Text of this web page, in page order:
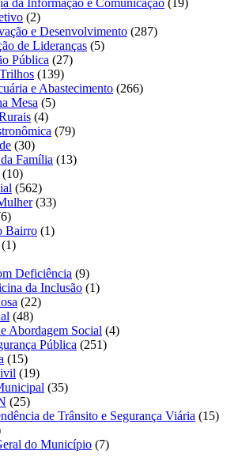
(2)
e Desenvolvimento (287)
de Lideranças (5)
Pública (27)
(139)
e Abastecimento (266)
Mesa (5)
(4)
(79)
(30)
Família (13)
(10)
(562)
(33)
Bairro (1)
(1)
Deficiência (9)
da Inclusão (1)
(22)
(48)
Abordagem Social (4)
Pública (251)
(15)
(19)
(35)
(25)
de Trânsito e Segurança Viária (15)
do Município (7)